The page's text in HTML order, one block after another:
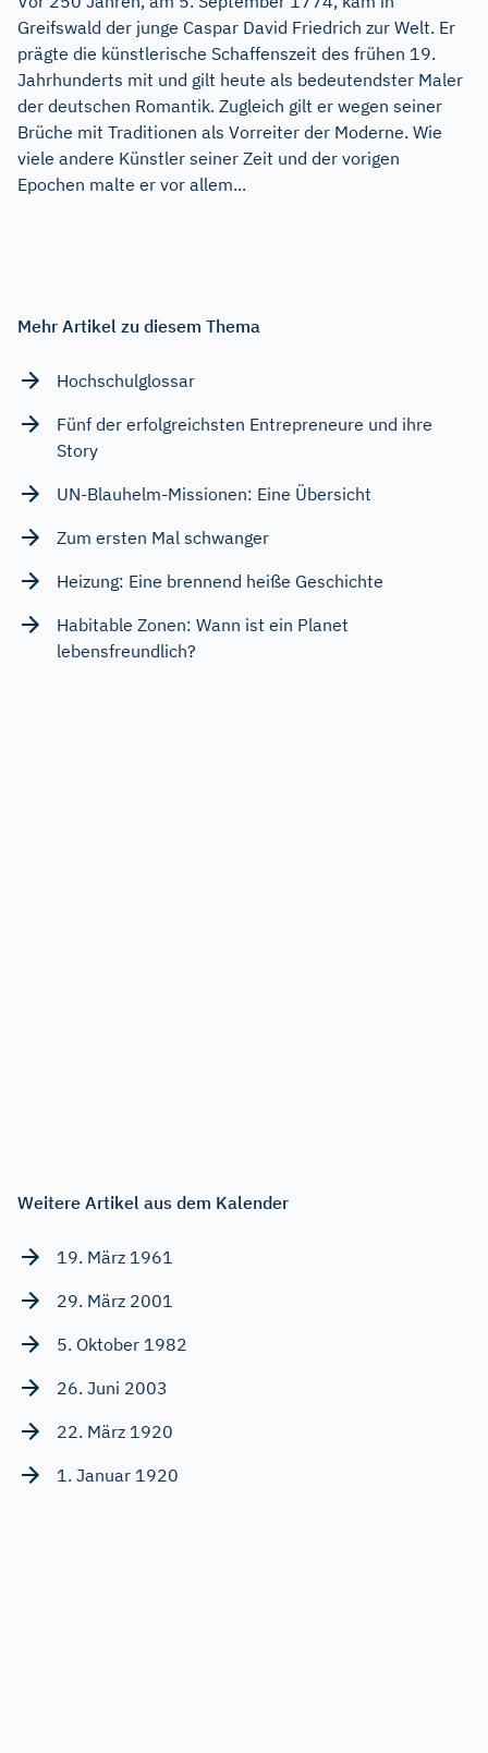
Greifswald der junge Caspar David Friedrich zur Welt. Er
prägte die künstlerische Schaffenszeit des frühen 19.
Jahrhunderts mit und gilt heute als bedeutendster Maler
der deutschen Romantik. Zugleich gilt er wegen seiner
Brüche mit Traditionen als Vorreiter der Moderne. Wie
viele andere Künstler seiner Zeit und der vorigen
Epochen malte er vor allem...
Mehr Artikel zu diesem Thema
Hochschulglossar
Fünf der erfolgreichsten Entrepreneure und ihre
Story
UN-Blauhelm-Missionen: Eine Übersicht
Zum ersten Mal schwanger
Heizung: Eine brennend heiße Geschichte
Habitable Zonen: Wann ist ein Planet
lebensfreundlich?
Weitere Artikel aus dem Kalender
19. März 1961
29. März 2001
5. Oktober 1982
26. Juni 2003
22. März 1920
1. Januar 1920